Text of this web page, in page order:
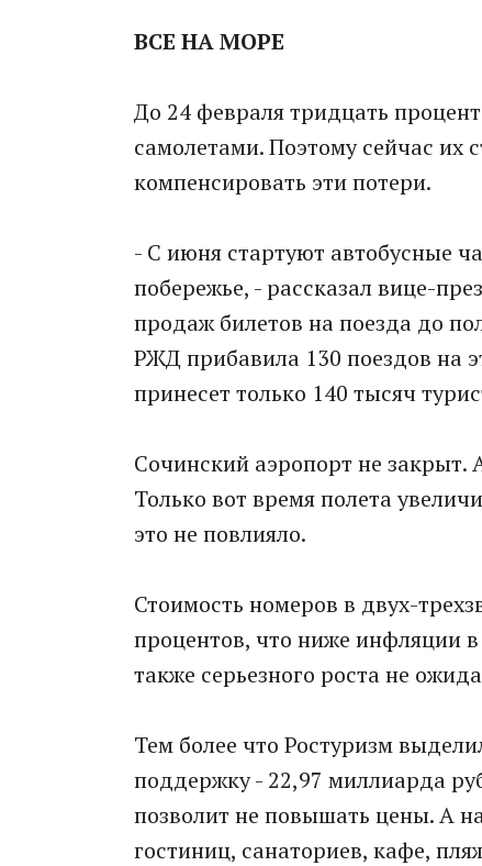
ВСЕ НА МОРЕ
До 24 февраля тридцать
самолетами. Поэтому сейчас их
компенсировать эти потери.
- С июня стартуют автобусные
побережье, - рассказал вице-
продаж билетов на поезда до
РЖД прибавила 130 поездов на
принесет только 140 тысяч
Сочинский аэропорт не закрыт.
Только вот время полета
это не повлияло.
Стоимость номеров в двух-
процентов, что ниже инфляции
также серьезного роста не
Тем более что Ростуризм
поддержку - 22,97 миллиарда
позволит не повышать цены. А
гостиниц, санаториев, кафе,